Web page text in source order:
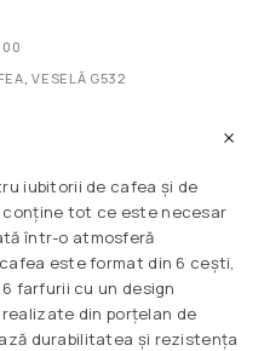
,VESELĂ G532
iubitorii de cafea și de
conține tot ce este necesar
într-o atmosferă
este format din 6 cești,
farfurii cu un design
din porțelan de
durabilitatea și rezistența